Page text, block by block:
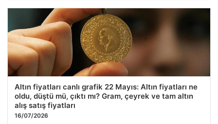
Altın fiyatları canlı grafik 22 Mayıs: Altın fiyatları ne
oldu, düştü mü, çıktı mı? Gram, çeyrek ve tam altın
alış satış fiyatları
16/07/2026